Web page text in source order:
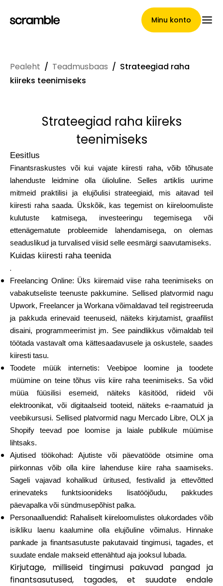
Minu konto
Nõuete loovutamise
tingimused
Brändide galerii
Brändi valik
Kalkulaatorid
Voorude ajalugu
Blogi
Võta meiega ühendust
Abi
Minu konto
Hankige rahastust
Pealeht / Teadmusbaas / Strateegiad raha
kiireks teenimiseks
Strateegiad raha kiireks
teenimiseks
Eesitlus
Finantsraskustes või kui vajate kiiresti raha, võib tõhusate
lahenduste leidmine olla ülioluline. Selles artiklis uurime
mitmeid praktilisi ja elujõulisi strateegiaid, mis aitavad teil
kiiresti raha saada. Ükskõik, kas tegemist on kiireloomuliste
kulutuste katmisega, investeeringu tegemisega või
ettenägematute probleemide lahendamisega, on olemas
seaduslikud ja turvalised viisid selle eesmärgi saavutamiseks.
Kuidas kiiresti raha teenida
.
Freelancing Online: Üks kiiremaid viise raha teenimiseks on
vabakutseliste teenuste pakkumine. Sellised platvormid nagu
Upwork, Freelancer ja Workana võimaldavad teil registreeruda
ja pakkuda erinevaid teenuseid, näiteks kirjutamist, graafilist
disaini, programmeerimist jm. See paindlikkus võimaldab teil
töötada vastavalt oma kättesaadavusele ja oskustele, saades
kiiresti tasu.
Toodete müük internetis: Veebipoe loomine ja toodete
müümine on teine tõhus viis kiire raha teenimiseks. Sa võid
müüa füüsilisi esemeid, näiteks käsitööd, riideid või
elektroonikat, või digitaalseid tooteid, näiteks e-raamatuid ja
veebikursusi. Sellised platvormid nagu Mercado Libre, OLX ja
Shopify teevad poe loomise ja laiale publikule müümise
lihtsaks.
Ajutised töökohad: Ajutiste või päevatööde otsimine oma
piirkonnas võib olla kiire lahenduse kiire raha saamiseks.
Sageli vajavad kohalikud üritused, festivalid ja ettevõtted
erinevateks funktsioonideks lisatööjõudu, pakkudes
päevapalka või sündmusepõhist palka.
Personaalluendid: Rahaliselt kiireloomulistes olukordades võib
isikliku laenu kaalumine olla elujõuline võimalus. Hinnake
pankade ja finantsasutuste pakutavaid tingimusi, tagades, et
suudate endale makseid ettenähtud aja jooksul lubada.
Kirjutage, milliseid tingimusi pakuvad pangad ja
finantsasutused, tagades, et suudate endale